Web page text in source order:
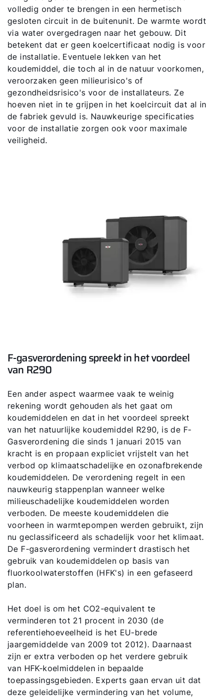
volledig onder te brengen in een hermetisch
gesloten circuit in de buitenunit. De warmte wordt
via water overgedragen naar het gebouw. Dit
betekent dat er geen koelcertificaat nodig is voor
de installatie. Eventuele lekken van het
koudemiddel, die toch al in de natuur voorkomen,
veroorzaken geen milieurisico's of
gezondheidsrisico's voor de installateurs. Ze
hoeven niet in te grijpen in het koelcircuit dat al in
de fabriek gevuld is. Nauwkeurige specificaties
voor de installatie zorgen ook voor maximale
veiligheid.
F-gasverordening spreekt in het voordeel
van R290
Een ander aspect waarmee vaak te weinig
rekening wordt gehouden als het gaat om
koudemiddelen en dat in het voordeel spreekt
van het natuurlijke koudemiddel R290, is de F-
Gasverordening die sinds 1 januari 2015 van
kracht is en propaan expliciet vrijstelt van het
verbod op klimaatschadelijke en ozonafbrekende
koudemiddelen. De verordening regelt in een
nauwkeurig stappenplan wanneer welke
milieuschadelijke koudemiddelen worden
verboden. De meeste koudemiddelen die
voorheen in warmtepompen werden gebruikt, zijn
nu geclassificeerd als schadelijk voor het klimaat.
De F-gasverordening vermindert drastisch het
gebruik van koudemiddelen op basis van
fluorkoolwaterstoffen (HFK's) in een gefaseerd
plan.
Het doel is om het CO2-equivalent te
verminderen tot 21 procent in 2030 (de
referentiehoeveelheid is het EU-brede
jaargemiddelde van 2009 tot 2012). Daarnaast
zijn er extra verboden op het verdere gebruik
van HFK-koelmiddelen in bepaalde
toepassingsgebieden. Experts gaan ervan uit dat
deze geleidelijke vermindering van het volume,